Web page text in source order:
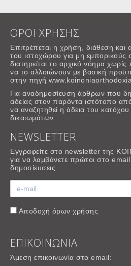
ΟΡΟΙ ΧΡΗΣΗΣ
Επιτρέπεται η χρήση, διάθεση
του ιστοχώρου για μη εμπορικούς
διατηρείται το αρχικό νόημα
να το αλλοιώνουν με βασική
στην πηγή
Για αναδημοσίευση άρθρων που
αδείας στον παρόντα ιστότοπο
να αναζητηθεί η άδεια του
δικαιωμάτων.
NEWSLETTER
Εγγραφείτε στο newsletter της
για να λαμβάνετε πρώτοι στο email
δημοσίευσεις.
Αποδοχή όρων χρήσης
ΕΠΙΚΟΙΝΩΝΙΑ
Άμεση επικοινωνία στο email: